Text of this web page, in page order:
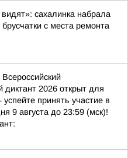
сахалинка набрала
с места ремонта
диктант 2026 открыт для
принять участие в
9 августа до 23:59 (мск)!